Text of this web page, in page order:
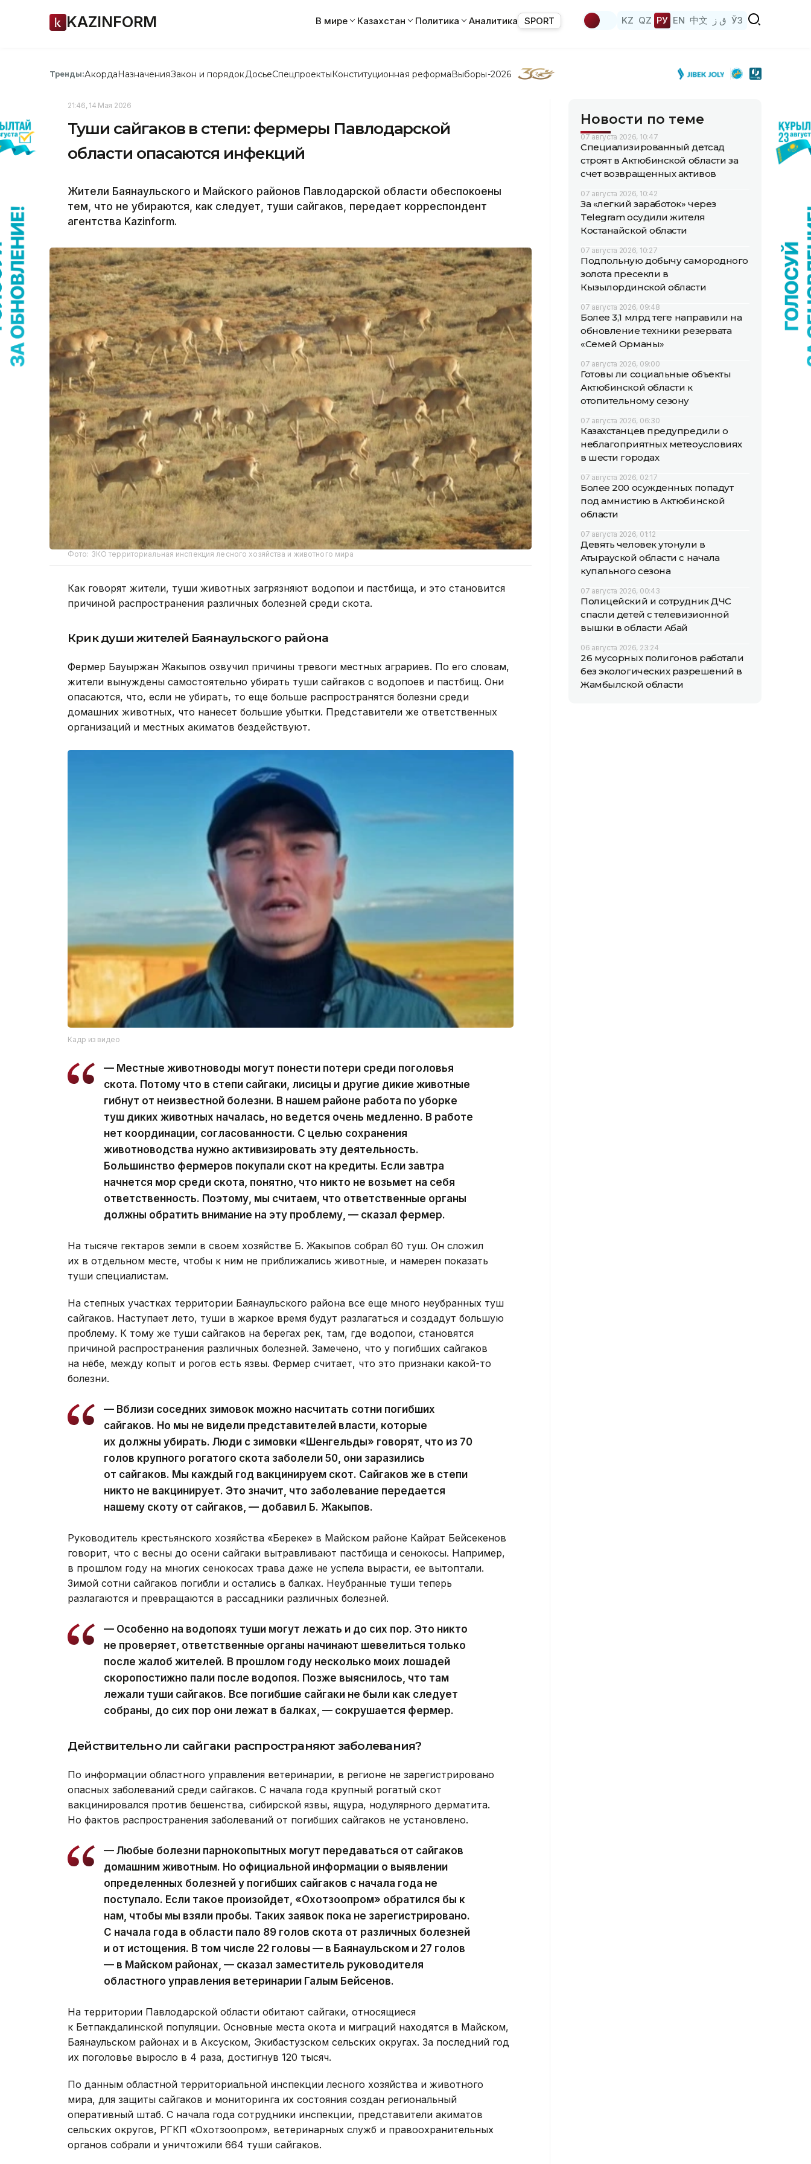
KAZINFORM В мире Казахстан Политика Аналитика SPORT KZ QZ РУ EN 中文 ق ز ЎЗ
Тренды:АкордаНазначенияЗакон и порядок ДосьеСпецпроектыКонституционная реформаВыборы-2026
21:46, 14 Мая 2026
Туши сайгаков в степи: фермеры Павлодарской
области опасаются инфекций
Жители Баянаульского и Майского районов Павлодарской области обеспокоены
тем, что не убираются, как следует, туши сайгаков, передает корреспондент
агентства Kazinform.
Фото: ЗКО территориальная инспекция лесного хозяйства и животного мира
Как говорят жители, туши животных загрязняют водопои и пастбища, и это становится
причиной распространения различных болезней среди скота.
Крик души жителей Баянаульского района
Фермер Бауыржан Жакыпов озвучил причины тревоги местных аграриев. По его словам,
жители вынуждены самостоятельно убирать туши сайгаков с водопоев и пастбищ. Они
опасаются, что, если не убирать, то еще больше распространятся болезни среди
домашних животных, что нанесет большие убытки. Представители же ответственных
организаций и местных акиматов бездействуют.
Кадр из видео
— Местные животноводы могут понести потери среди поголовья
скота. Потому что в степи сайгаки, лисицы и другие дикие животные
гибнут от неизвестной болезни. В нашем районе работа по уборке
туш диких животных началась, но ведется очень медленно. В работе
нет координации, согласованности. С целью сохранения
животноводства нужно активизировать эту деятельность.
Большинство фермеров покупали скот на кредиты. Если завтра
начнется мор среди скота, понятно, что никто не возьмет на себя
ответственность. Поэтому, мы считаем, что ответственные органы
должны обратить внимание на эту проблему, — сказал фермер.
На тысяче гектаров земли в своем хозяйстве Б. Жакыпов собрал 60 туш. Он сложил
их в отдельном месте, чтобы к ним не приближались животные, и намерен показать
туши специалистам.
На степных участках территории Баянаульского района все еще много неубранных туш
сайгаков. Наступает лето, туши в жаркое время будут разлагаться и создадут большую
проблему. К тому же туши сайгаков на берегах рек, там, где водопои, становятся
причиной распространения различных болезней. Замечено, что у погибших сайгаков
на нёбе, между копыт и рогов есть язвы. Фермер считает, что это признаки какой-то
болезни.
— Вблизи соседних зимовок можно насчитать сотни погибших
сайгаков. Но мы не видели представителей власти, которые
их должны убирать. Люди с зимовки «Шенгельды» говорят, что из 70
голов крупного рогатого скота заболели 50, они заразились
от сайгаков. Мы каждый год вакцинируем скот. Сайгаков же в степи
никто не вакцинирует. Это значит, что заболевание передается
нашему скоту от сайгаков, — добавил Б. Жакыпов.
Руководитель крестьянского хозяйства «Береке» в Майском районе Кайрат Бейсекенов
говорит, что с весны до осени сайгаки вытравливают пастбища и сенокосы. Например,
в прошлом году на многих сенокосах трава даже не успела вырасти, ее вытоптали.
Зимой сотни сайгаков погибли и остались в балках. Неубранные туши теперь
разлагаются и превращаются в рассадники различных болезней.
— Особенно на водопоях туши могут лежать и до сих пор. Это никто
не проверяет, ответственные органы начинают шевелиться только
после жалоб жителей. В прошлом году несколько моих лошадей
скоропостижно пали после водопоя. Позже выяснилось, что там
лежали туши сайгаков. Все погибшие сайгаки не были как следует
собраны, до сих пор они лежат в балках, — сокрушается фермер.
Действительно ли сайгаки распространяют заболевания?
По информации областного управления ветеринарии, в регионе не зарегистрировано
опасных заболеваний среди сайгаков. С начала года крупный рогатый скот
вакцинировался против бешенства, сибирской язвы, ящура, нодулярного дерматита.
Но фактов распространения заболеваний от погибших сайгаков не установлено.
— Любые болезни парнокопытных могут передаваться от сайгаков
домашним животным. Но официальной информации о выявлении
определенных болезней у погибших сайгаков с начала года не
поступало. Если такое произойдет, «Охотзоопром» обратился бы к
нам, чтобы мы взяли пробы. Таких заявок пока не зарегистрировано.
С начала года в области пало 89 голов скота от различных болезней
и от истощения. В том числе 22 головы — в Баянаульском и 27 голов
— в Майском районах, — сказал заместитель руководителя
областного управления ветеринарии Галым Бейсенов.
На территории Павлодарской области обитают сайгаки, относящиеся
к Бетпакдалинской популяции. Основные места окота и миграций находятся в Майском,
Баянаульском районах и в Аксуском, Экибастузском сельских округах. За последний год
их поголовье выросло в 4 раза, достигнув 120 тысяч.
По данным областной территориальной инспекции лесного хозяйства и животного
мира, для защиты сайгаков и мониторинга их состояния создан региональный
оперативный штаб. С начала года сотрудники инспекции, представители акиматов
сельских округов, РГКП «Охотзоопром», ветеринарных служб и правоохранительных
органов собрали и уничтожили 664 туши сайгаков.
Новости по теме
07 августа 2026, 10:47
Специализированный детсад
строят в Актюбинской области за
счет возвращенных активов
07 августа 2026, 10:42
За «легкий заработок» через
Telegram осудили жителя
Костанайской области
07 августа 2026, 10:27
Подпольную добычу самородного
золота пресекли в
Кызылординской области
07 августа 2026, 09:48
Более 3,1 млрд теңге направили на
обновление техники резервата
«Семей Орманы»
07 августа 2026, 09:00
Готовы ли социальные объекты
Актюбинской области к
отопительному сезону
07 августа 2026, 06:30
Казахстанцев предупредили о
неблагоприятных метеоусловиях
в шести городах
07 августа 2026, 02:17
Более 200 осужденных попадут
под амнистию в Актюбинской
области
07 августа 2026, 01:12
Девять человек утонули в
Атырауской области с начала
купального сезона
07 августа 2026, 00:43
Полицейский и сотрудник ДЧС
спасли детей с телевизионной
вышки в области Абай
06 августа 2026, 23:24
26 мусорных полигонов работали
без экологических разрешений в
Жамбылской области